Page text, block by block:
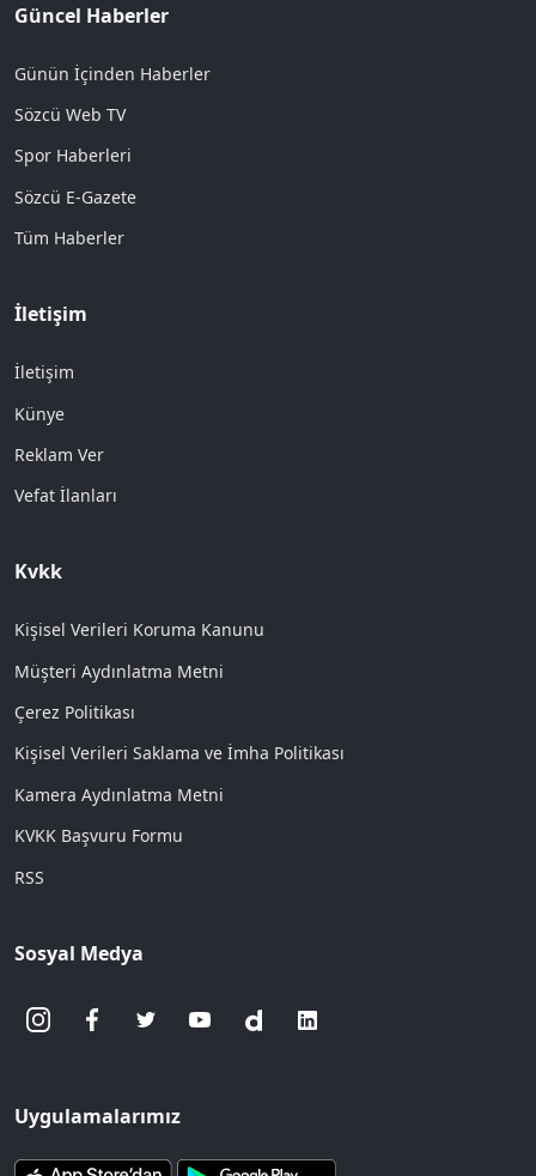
Güncel Haberler
Günün İçinden Haberler
Sözcü Web TV
Spor Haberleri
Sözcü E-Gazete
Tüm Haberler
İletişim
İletişim
Künye
Reklam Ver
Vefat İlanları
Kvkk
Kişisel Verileri Koruma Kanunu
Müşteri Aydınlatma Metni
Çerez Politikası
Kişisel Verileri Saklama ve İmha Politikası
Kamera Aydınlatma Metni
KVKK Başvuru Formu
RSS
Sosyal Medya
Uygulamalarımız